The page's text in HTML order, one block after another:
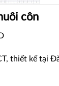
côn
thiết kế tại